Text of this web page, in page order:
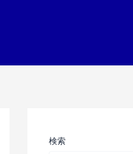
検索